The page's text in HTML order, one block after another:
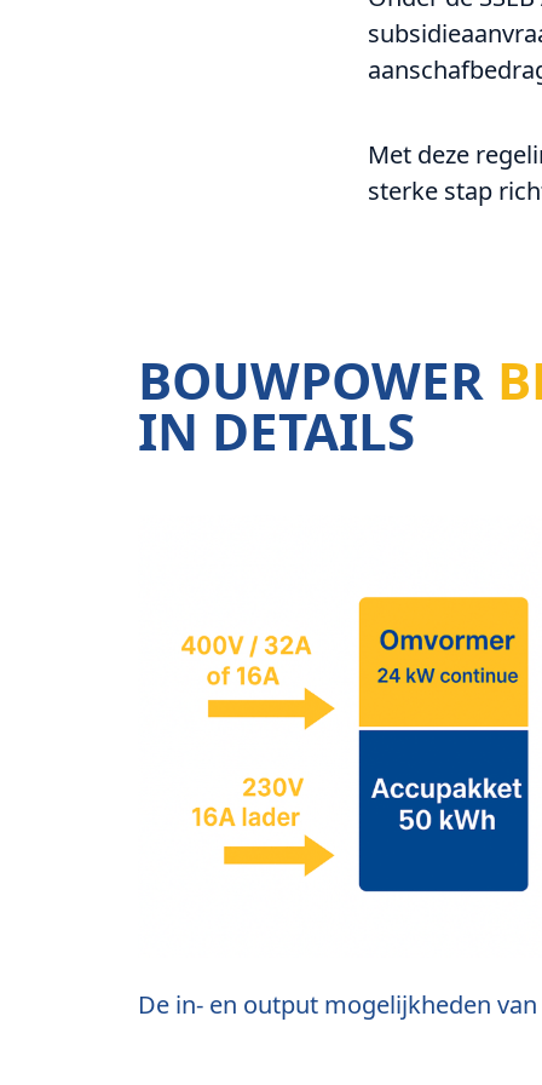
Met deze
sterke stap
BOUWPOWER
IN DETAILS
De in- en output mogelijkheden van